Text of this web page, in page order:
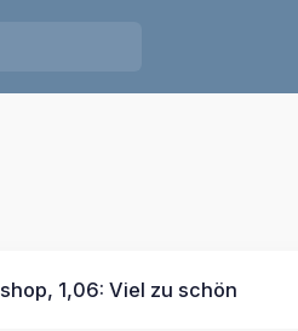
1,06: Viel zu schön